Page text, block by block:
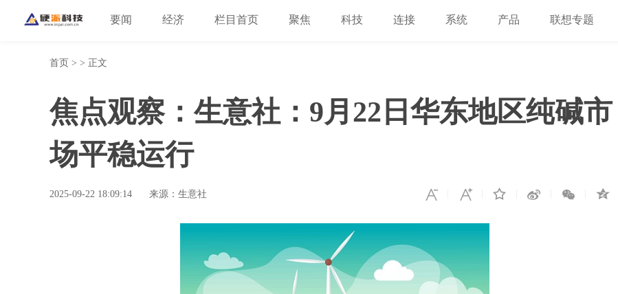
要闻 经济 栏目首页 聚焦 科技 连接 系统 产品 联想专题
首页 > > 正文
焦点观察：生意社：9月22日华东地区纯碱市
场平稳运行
2025-09-22 18:09:14 来源：生意社